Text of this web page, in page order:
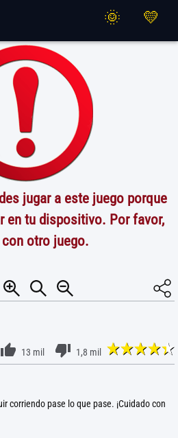
jugar a este juego porque
en tu dispositivo. Por favor,
con otro juego.
13 mil 1,8 mil
corriendo pase lo que pase. ¡Cuidado con